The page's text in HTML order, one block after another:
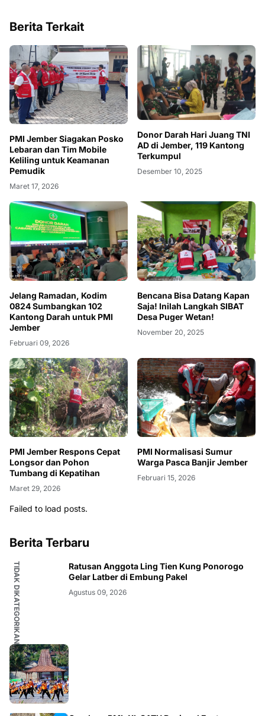
Berita Terkait
PMI Jember Siagakan Posko
Lebaran dan Tim Mobile
Keliling untuk Keamanan
Pemudik
Maret 17, 2026
Donor Darah Hari Juang TNI
AD di Jember, 119 Kantong
Terkumpul
Desember 10, 2025
Jelang Ramadan, Kodim
0824 Sumbangkan 102
Kantong Darah untuk PMI
Jember
Februari 09, 2026
Bencana Bisa Datang Kapan
Saja! Inilah Langkah SIBAT
Desa Puger Wetan!
November 20, 2025
PMI Jember Respons Cepat
Longsor dan Pohon
Tumbang di Kepatihan
Maret 29, 2026
PMI Normalisasi Sumur
Warga Pasca Banjir Jember
Februari 15, 2026
Failed to load posts.
Berita Terbaru
TIDAK DIKATEGORIKAN
Ratusan Anggota Ling Tien Kung Ponorogo
Gelar Latber di Embung Pakel
Agustus 09, 2026